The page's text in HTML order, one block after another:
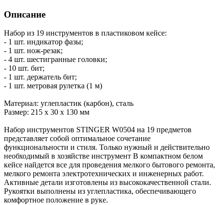
Описание
Набор из 19 инструментов в пластиковом кейсе:
- 1 шт. индикатор фазы;
- 1 шт. нож-резак;
- 4 шт. шестигранные головки;
- 10 шт. бит;
- 1 шт. держатель бит;
- 1 шт. метровая рулетка (1 м)
Материал: углепластик (карбон), сталь
Размер: 215 х 30 х 130 мм
Набор инструментов STINGER W0504 на 19 предметов
представляет собой оптимальное сочетание
функциональности и стиля. Только нужный и действительно
необходимый в хозяйстве инструмент В компактном белом
кейсе найдется все для проведения мелкого бытового ремонта,
мелкого ремонта электротехнических и инженерных работ.
Активные детали изготовлены из высококачественной стали.
Рукоятки выполнены из углепластика, обеспечивающего
комфортное положение в руке.